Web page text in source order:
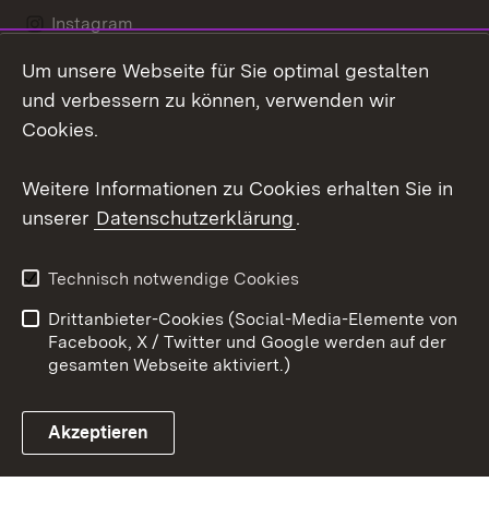
Instagram
LinkedIn
Link zum Landesportal
Datenschutz
Barrierefreiheit
Impressum
Cookies
Um unsere Webseite für Sie optimal gestalten
und verbessern zu können, verwenden wir
Cookies.
Weitere Informationen zu Cookies erhalten Sie in
unserer Datenschutzerklärung.
Technisch notwendige Cookies
Drittanbieter-Cookies (Social-Media-Elemente von
Facebook, X / Twitter und Google werden auf der
gesamten Webseite aktiviert.)
Akzeptieren